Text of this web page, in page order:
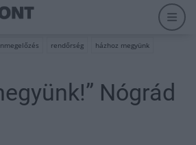
rendőrség
házhoz megyünk
Nógrád